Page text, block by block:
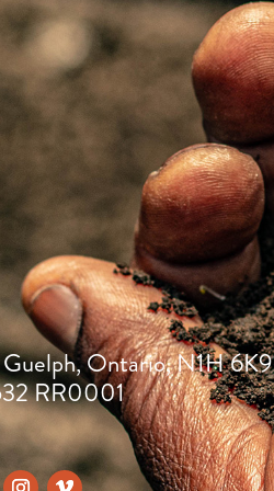
Ontario, N1H 6K9
RR0001